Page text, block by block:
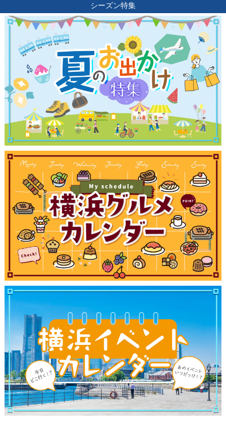
シーズン特集
観光ガイド
ランキング
ブログ記事
サイトについて